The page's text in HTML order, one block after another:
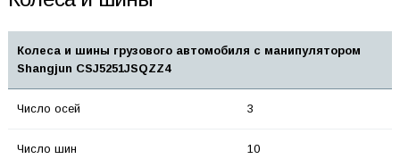
Колеса и шины грузового автомобиля с манипулятором
Shangjun CSJ5251JSQZZ4
Число осей 3
Число шин 10